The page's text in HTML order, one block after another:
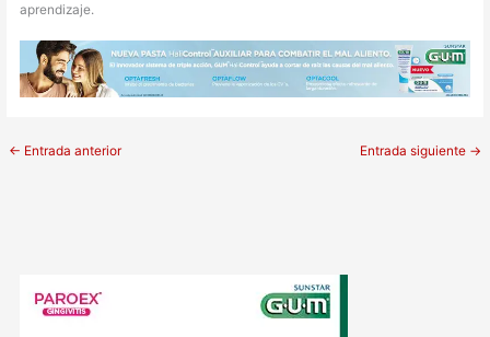
aprendizaje.
← Entrada anterior Entrada siguiente →